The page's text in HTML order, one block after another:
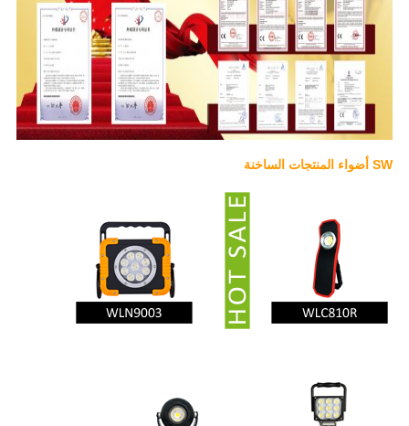
SW أضواء المنتجات الساخنة